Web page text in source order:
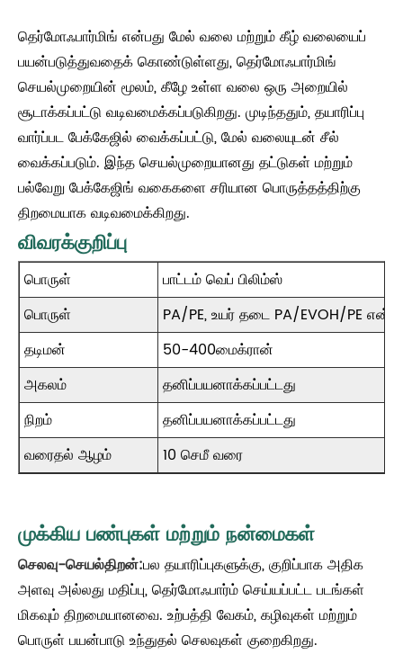
தெர்மோஃபார்மிங் என்பது மேல் வலை மற்றும் கீழ் வலையைப்
பயன்படுத்துவதைக் கொண்டுள்ளது, தெர்மோஃபார்மிங்
செயல்முறையின் மூலம், கீழே உள்ள வலை ஒரு அறையில்
சூடாக்கப்பட்டு வடிவமைக்கப்படுகிறது. முடிந்ததும், தயாரிப்பு
வார்ப்பட பேக்கேஜில் வைக்கப்பட்டு, மேல் வலையுடன் சீல்
வைக்கப்படும். இந்த செயல்முறையானது தட்டுகள் மற்றும்
பல்வேறு பேக்கேஜிங் வகைகளை சரியான பொருத்தத்திற்கு
திறமையாக வடிவமைக்கிறது.
விவரக்குறிப்பு
பொருள்
பாட்டம் வெப் பிலிம்ஸ்
பொருள்
PA/PE, உயர் தடை PA/EVOH/PE
தடிமன்
50-400மைக்ரான்
அகலம்
தனிப்பயனாக்கப்பட்டது
நிறம்
தனிப்பயனாக்கப்பட்டது
வரைதல் ஆழம்
10 செமீ வரை
முக்கிய பண்புகள் மற்றும் நன்மைகள்
செலவு-செயல்திறன்:பல தயாரிப்புகளுக்கு, குறிப்பாக அதிக
அளவு அல்லது மதிப்பு, தெர்மோஃபார்ம் செய்யப்பட்ட படங்கள்
மிகவும் திறமையானவை. உற்பத்தி வேகம், கழிவுகள் மற்றும்
பொருள் பயன்பாடு உந்துதல் செலவுகள் குறைகிறது.